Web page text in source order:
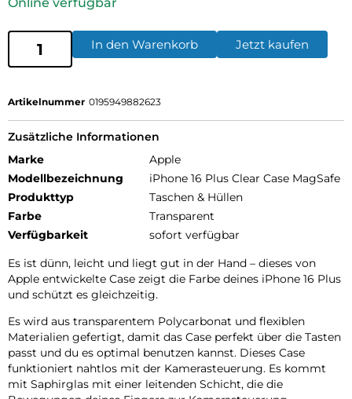
In den Warenkorb Jetzt kaufen
Artikelnummer 0195949882623
Zusätzliche Informationen
Marke
Apple
Modellbezeichnung
iPhone 16 Plus Clear Case MagSafe
Produkttyp
Taschen & Hüllen
Farbe
Transparent
Verfügbarkeit
sofort verfügbar
Es ist dünn, leicht und liegt gut in der Hand – dieses von
Apple entwickelte Case zeigt die Farbe deines iPhone 16 Plus
und schützt es gleichzeitig.
Es wird aus transparentem Polycarbonat und flexiblen
Materialien gefertigt, damit das Case perfekt über die Tasten
passt und du es optimal benutzen kannst. Dieses Case
funktioniert nahtlos mit der Kamerasteuerung. Es kommt
mit Saphirglas mit einer leitenden Schicht, die die